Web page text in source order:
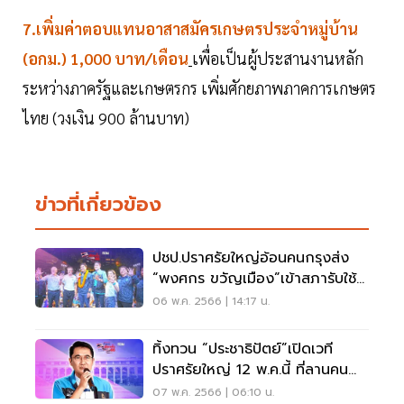
7.เพิ่มค่าตอบแทนอาสาสมัครเกษตรประจำหมู่บ้าน
(อกม.) 1,000 บาท/เดือน เพื่อเป็นผู้ประสานงานหลัก
ระหว่างภาครัฐและเกษตรกร เพิ่มศักยภาพภาคการเกษตร
ไทย (วงเงิน 900 ล้านบาท)
ข่าวที่เกี่ยวข้อง
ปชป.ปราศรัยใหญ่อ้อนคนกรุงส่ง
“พงศกร ขวัญเมือง”เข้าสภารับใช้
ประชาชน
06 พ.ค. 2566 | 14:17 น.
ทิ้งทวน “ประชาธิปัตย์”เปิดเวที
ปราศรัยใหญ่ 12 พ.ค.นี้ ที่ลานคน
เมือง
07 พ.ค. 2566 | 06:10 น.